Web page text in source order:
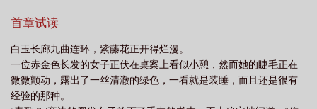
师塔 星露谷法师塔 部落冲突超级法师塔
塔 黑夜君临魔法师塔 艾尔登法环黑夜君临法师塔 法师塔2.0 法师塔神
器外观一览
逼：卧槽你们把女性药剂师置于何地了？ 华色拼命摇尾巴
的了战场，居家旅行杀人放火样样精通！么么哒！ 青歌捂
脸：好了我看见了，乖啊【摸头】——我没什么所谓的择偶标准，
跟华色一样就行。 众人实力懵逼：这特么叫没有标准？！
从权力中心的皇城到绿野之森，从极北荒漠到重返帝都、凡人封
首章试读
白玉长廊九曲连环，紫藤花正开得烂漫。
一位赤金色长发的女子正伏在桌案上看似小憩，然而她的睫毛正在
微微颤动，露出了一丝清澈的绿色，一看就是装睡，而且还是很有
经验的那种。